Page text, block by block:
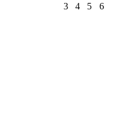
3 4 5
6